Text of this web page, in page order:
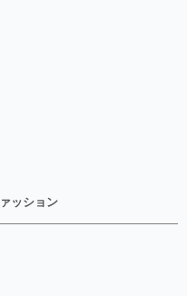
ッション